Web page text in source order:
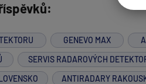
GENEVO MAX
SERVIS RADAROVÝCH
ANTIRADARY